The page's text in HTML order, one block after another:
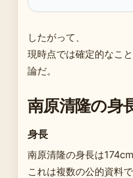
したがって、
現時点では確定的なこ
論だ。
南原清隆の身
身長
南原清隆の身長は174cm
これは複数の公的資料